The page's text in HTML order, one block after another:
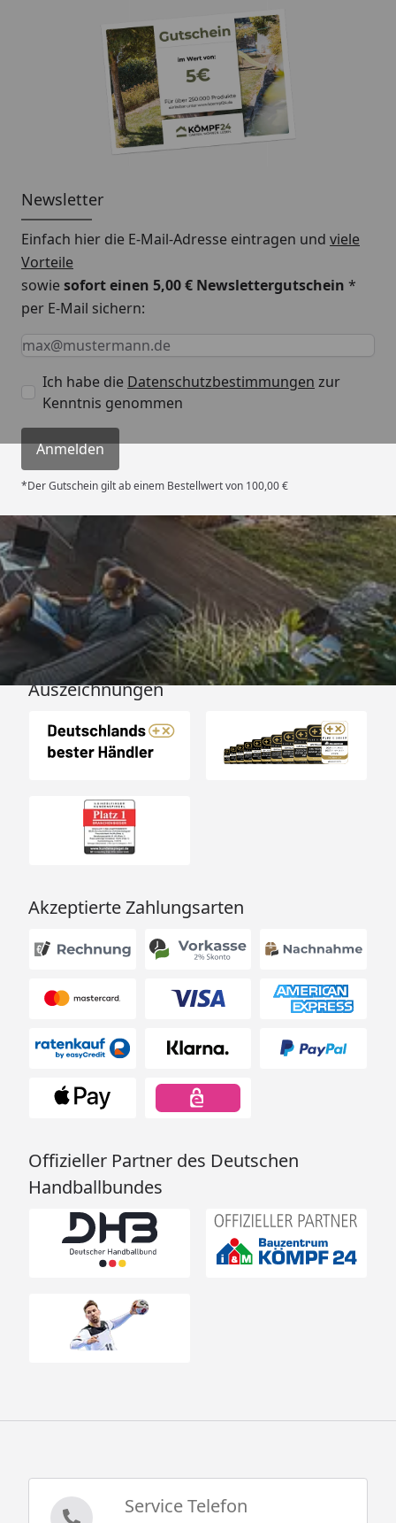
Newsletter
Einfach hier die E-Mail-Adresse eintragen und viele
Vorteile
sowiesofort einen 5,00 € Newslettergutschein *
per E-Mail sichern:
Keine Eingabe erforderlich
Eingabe erforderlich
E-Mail *
Ich habe die Datenschutzbestimmungen zur
Kenntnis genommen
Anmelden
*Der Gutschein gilt ab einem Bestellwert von 100,00 €
Versand
Auszeichnungen
Akzeptierte Zahlungsarten
Offizieller Partner des Deutschen
Handballbundes
Service Telefon